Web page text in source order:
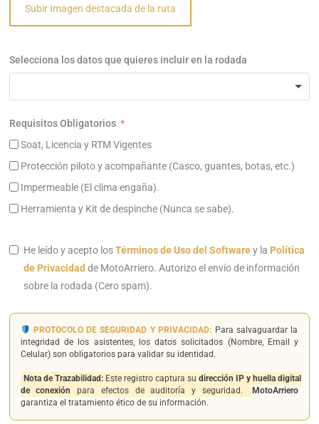
Subir Imagen destacada de la ruta
Selecciona los datos que quieres incluir en la rodada
Requisitos Obligatorios
Soat, Licencia y RTM Vigentes
Protección piloto y acompañante (Casco, guantes, botas, etc.)
Impermeable (El clima engaña).
Herramienta y Kit de despinche (Nunca se sabe).
He leído y acepto losTérminos de Uso del Softwarey la Política
de Privacidad de MotoArriero. Autorizo el envío de información
sobre la rodada (Cero spam).
PROTOCOLO DE SEGURIDAD Y PRIVACIDAD: Para salvaguardar la
integridad de los asistentes, los datos solicitados (Nombre, Email y
Celular) son obligatorios para validar su identidad.
Nota de Trazabilidad: Este registro captura su dirección IP y huella digital
de conexión para efectos de auditoría y seguridad.
MotoArriero
garantiza el tratamiento ético de su información.